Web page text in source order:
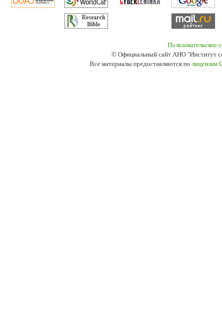
Пользовательское
© Официальный сайт АНО "Институт
Все материалы предоставляются по лицензии